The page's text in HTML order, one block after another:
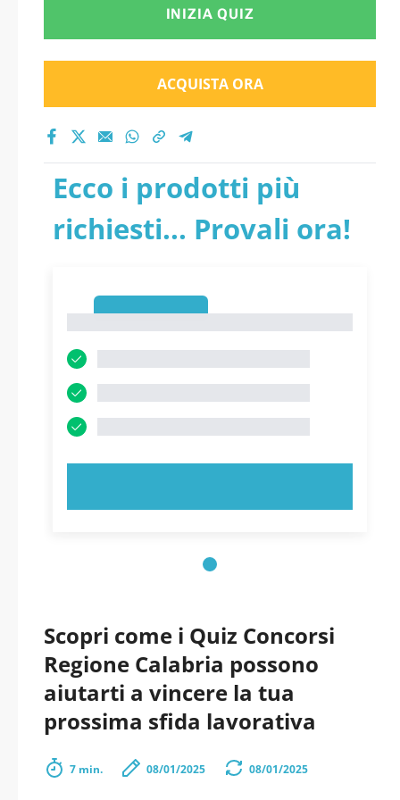
INIZIA QUIZ
ACQUISTA ORA
Ecco i prodotti più
richiesti... Provali ora!
Scopri come i Quiz Concorsi
Regione Calabria possono
aiutarti a vincere la tua
prossima sfida lavorativa
7 min. 08/01/2025 08/01/2025